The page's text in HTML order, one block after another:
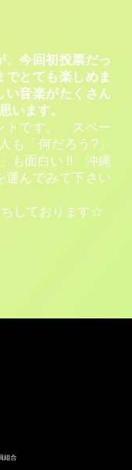
、今回初投票だっ
とても楽しめま
い音楽がたくさん
います。
トです。 スペー
も「何だろう?」
も面白い !! 沖縄
運んでみて下さい
ちしております☆
組合